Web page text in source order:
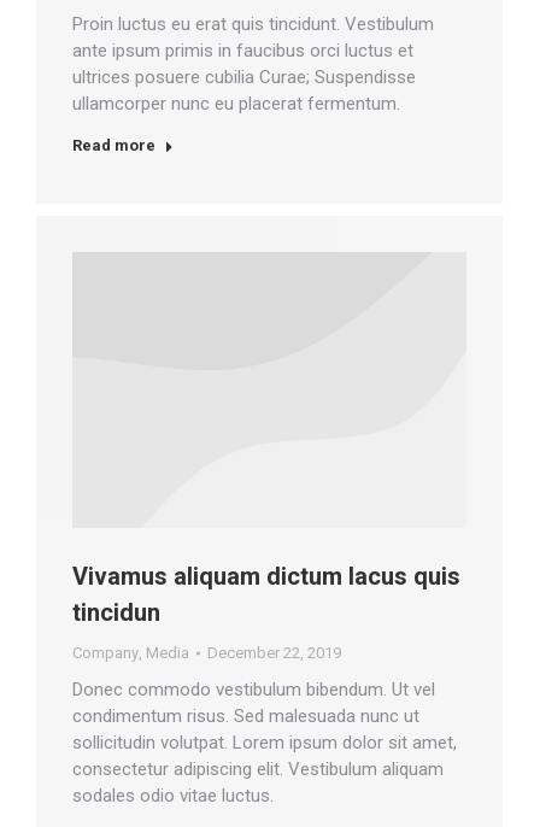
Proin luctus eu erat quis tincidunt. Vestibulum
ante ipsum primis in faucibus orci luctus et
ultrices posuere cubilia Curae; Suspendisse
ullamcorper nunc eu placerat fermentum.
Read more
Vivamus aliquam dictum lacus quis
tincidun
Company, Media December 22, 2019
Donec commodo vestibulum bibendum. Ut vel
condimentum risus. Sed malesuada nunc ut
sollicitudin volutpat. Lorem ipsum dolor sit amet,
consectetur adipiscing elit. Vestibulum aliquam
sodales odio vitae luctus.